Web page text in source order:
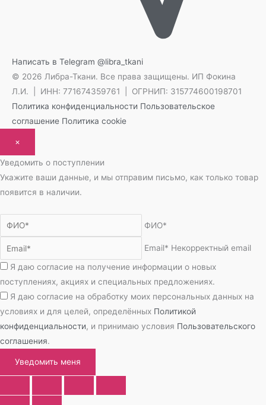
Написать в Telegram @libra_tkani
© 2026 Либра-Ткани. Все права защищены. ИП Фокина
Л.И. | ИНН: 771674359761 | ОГРНИП: 315774600198701
Политика конфиденциальности Пользовательское
соглашение Политика cookie
×
Уведомить о поступлении
Укажите ваши данные, и мы отправим письмо, как только товар
появится в наличии.
ФИО*
Email* Некорректный email
Я даю согласие на получение информации о новых
поступлениях, акциях и специальных предложениях.
Я даю согласие на обработку моих персональных данных на
условиях и для целей, определённых Политикой
конфиденциальности, и принимаю условия Пользовательского
соглашения.
Уведомить меня